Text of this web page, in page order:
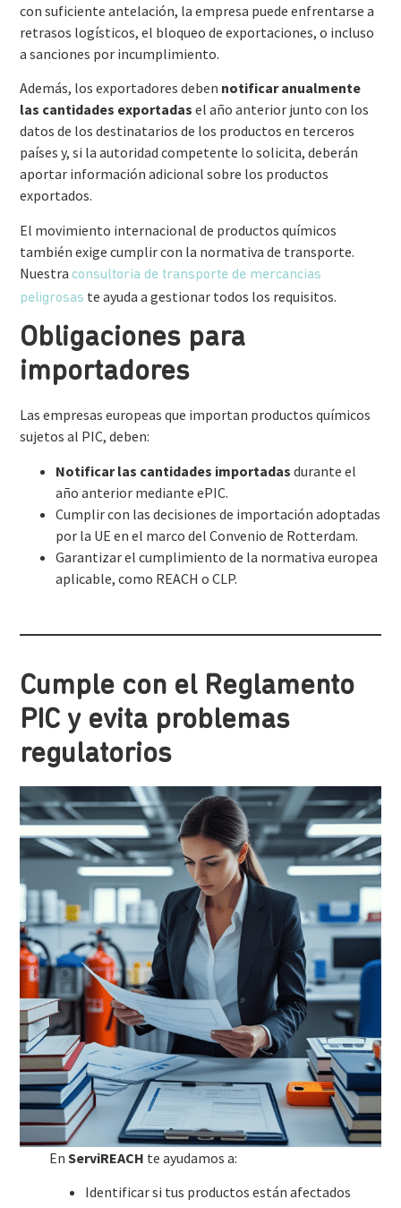
con suficiente antelación, la empresa puede enfrentarse a
retrasos logísticos, el bloqueo de exportaciones, o incluso
a sanciones por incumplimiento.
Además, los exportadores deben notificar anualmente
las cantidades exportadas el año anterior junto con los
datos de los destinatarios de los productos en terceros
países y, si la autoridad competente lo solicita, deberán
aportar información adicional sobre los productos
exportados.
El movimiento internacional de productos químicos
también exige cumplir con la normativa de transporte.
Nuestraconsultoría de transporte de mercancías
peligrosas te ayuda a gestionar todos los requisitos.
Obligaciones para
importadores
Las empresas europeas que importan productos químicos
sujetos al PIC, deben:
Notificar las cantidades importadas durante el
año anterior mediante ePIC.
Cumplir con las decisiones de importación adoptadas
por la UE en el marco del Convenio de Rotterdam.
Garantizar el cumplimiento de la normativa europea
aplicable, como REACH o CLP.
Cumple con el Reglamento
PIC y evita problemas
regulatorios
En ServiREACH te ayudamos a:
Identificar si tus productos están afectados